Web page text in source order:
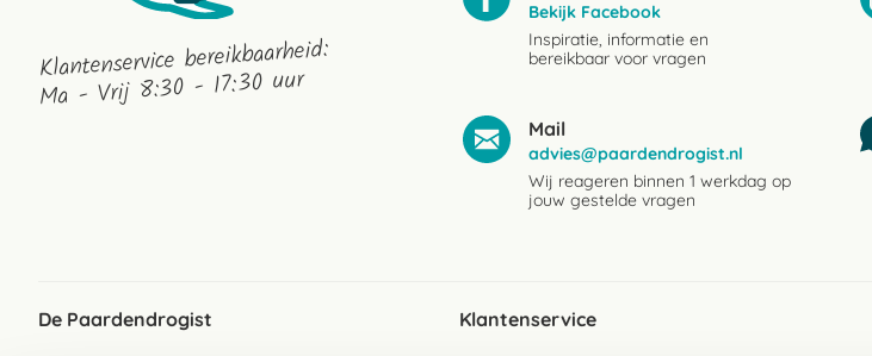
Klantenservice bereikbaarheid:
Ma - Vrij 8:30 - 17:30 uur
Bekijk Facebook
Inspiratie, informatie en
bereikbaar voor vragen
Mail
advies@paardendrogist.nl
Wij reageren binnen 1 werkdag op
jouw gestelde vragen
De Paardendrogist Klantenservice